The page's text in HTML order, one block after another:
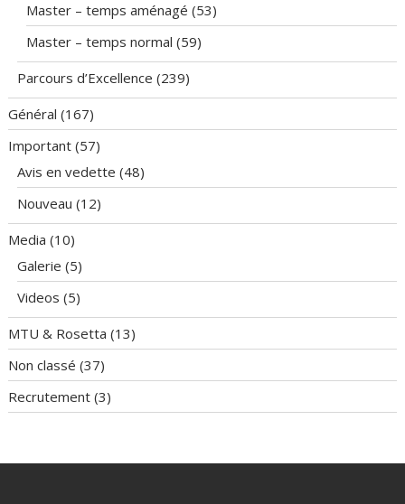
Master – temps aménagé (53)
Master – temps normal (59)
Parcours d’Excellence (239)
Général (167)
Important (57)
Avis en vedette (48)
Nouveau (12)
Media (10)
Galerie (5)
Videos (5)
MTU & Rosetta (13)
Non classé (37)
Recrutement (3)